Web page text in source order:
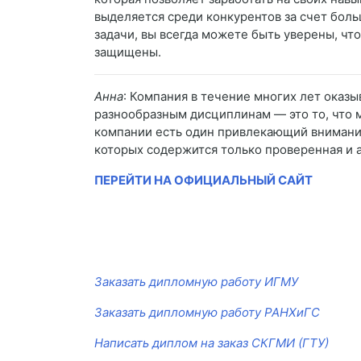
выделяется среди конкурентов за счет
задачи, вы всегда можете быть уверены,
защищены.
Анна: Компания в течение многих лет
разнообразным дисциплинам — это то,
компании есть один привлекающий
которых содержится только проверенная и
ПЕРЕЙТИ НА ОФИЦИАЛЬНЫЙ САЙТ
Заказать дипломную работу ИГМУ
Заказать дипломную работу РАНХиГС
Написать диплом на заказ СКГМИ (ГТУ)